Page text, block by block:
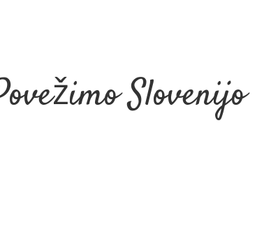
Slovenijo